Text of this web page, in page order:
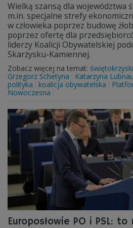
Wielką szansą dla województwa
m.in. specjalne strefy
w człowieka poprzez budowę
poprzez ofertę dla
liderzy Koalicji Obywatelskiej
Skarżysku-Kamiennej.
Zobacz więcej na temat:
Grzegorz Schetyna
Katarzyna
polityka
koalicja obywatelska
Nowoczesna
Europosłowie PO i PSL: